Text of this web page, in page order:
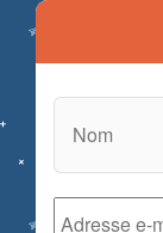
Nom *
E-
mail *